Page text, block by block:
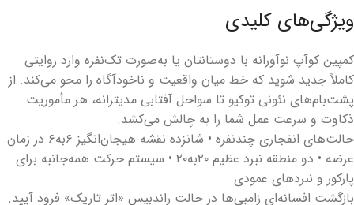
ویژگی‌های کلیدی
کمپین کوآپ نوآورانه با دوستانتان یا به‌صورت تک‌نفره وارد روایتی
کاملاً جدید شوید که خط میان واقعیت و ناخودآگاه را محو می‌کند. از
پشت‌بام‌های نئونی توکیو تا سواحل آفتابی مدیترانه، هر مأموریت
ذکاوت و سرعت عمل شما را به چالش می‌کشد.
حالت‌های انفجاری چندنفره • شانزده نقشه هیجان‌انگیز ۶به۶ در زمان
عرضه • دو منطقه نبرد عظیم ۲۰به۲۰ • سیستم حرکت همه‌جانبه برای
پارکور و نبردهای عمودی
بازگشت افسانه‌ای زامبی‌ها در حالت راندبیس «اتر تاریک» فرود آیید.